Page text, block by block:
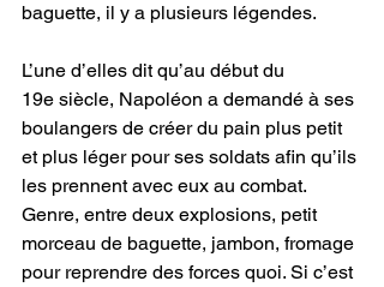
baguette, il y a plusieurs légendes.
L’une d’elles dit qu’au début du
19e siècle, Napoléon a demandé à ses
boulangers de créer du pain plus petit
et plus léger pour ses soldats afin qu’ils
les prennent avec eux au combat.
Genre, entre deux explosions, petit
morceau de baguette, jambon, fromage
pour reprendre des forces quoi. Si c’est